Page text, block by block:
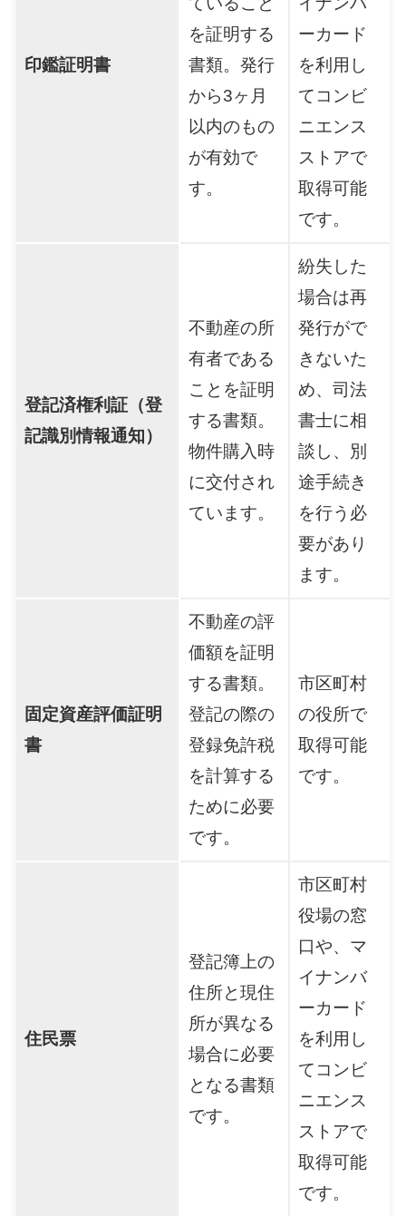
印鑑証明書
を証明する
書類。発行
から3ヶ月
以内のもの
が有効で
す。
ーカード
を利用し
てコンビ
ニエンス
ストアで
取得可能
です。
登記済権利証（登
記識別情報通知）
不動産の所
有者である
ことを証明
する書類。
物件購入時
に交付され
ています。
紛失した
場合は再
発行がで
きないた
め、司法
書士に相
談し、別
途手続き
を行う必
要があり
ます。
固定資産評価証明
書
不動産の評
価額を証明
する書類。
登記の際の
登録免許税
を計算する
ために必要
です。
市区町村
の役所で
取得可能
です。
住民票
登記簿上の
住所と現住
所が異なる
場合に必要
となる書類
です。
市区町村
役場の窓
口や、マ
イナンバ
ーカード
を利用し
てコンビ
ニエンス
ストアで
取得可能
です。